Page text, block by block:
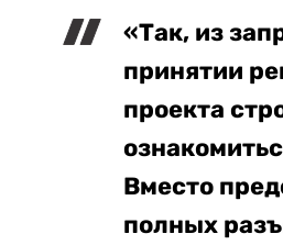
«Так, из
принятии
проекта
Вместо
полных